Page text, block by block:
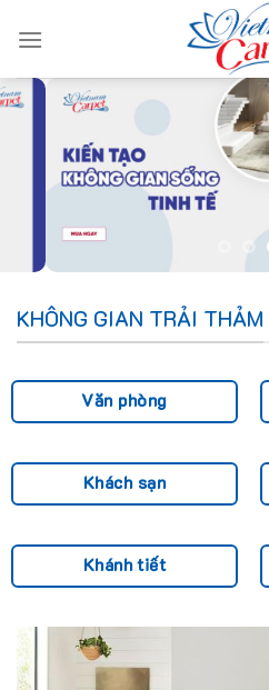
KHÔNG GIAN TRẢI THẢM
Văn phòng
Khách sạn
Khánh tiết